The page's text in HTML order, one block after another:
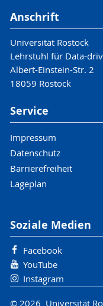
Anschrift
Universität Rostock
Lehrstuhl für Data-
Albert-Einstein-Str. 2
18059 Rostock
Service
Impressum
Datenschutz
Barrierefreiheit
Lageplan
Soziale Medien
Facebook
YouTube
Instagram
© 2026 Universität